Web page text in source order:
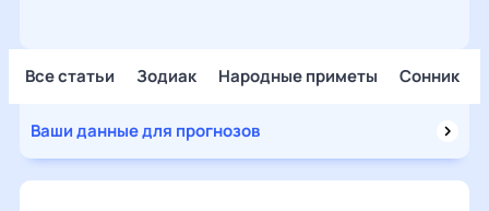
Все статьи Зодиак Народные приметы Сонник
Ваши данные для прогнозов